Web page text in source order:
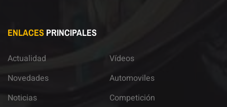
ENLACES PRINCIPALES
Actualidad
Novedades
Noticias
Vídeos
Automoviles
Competición